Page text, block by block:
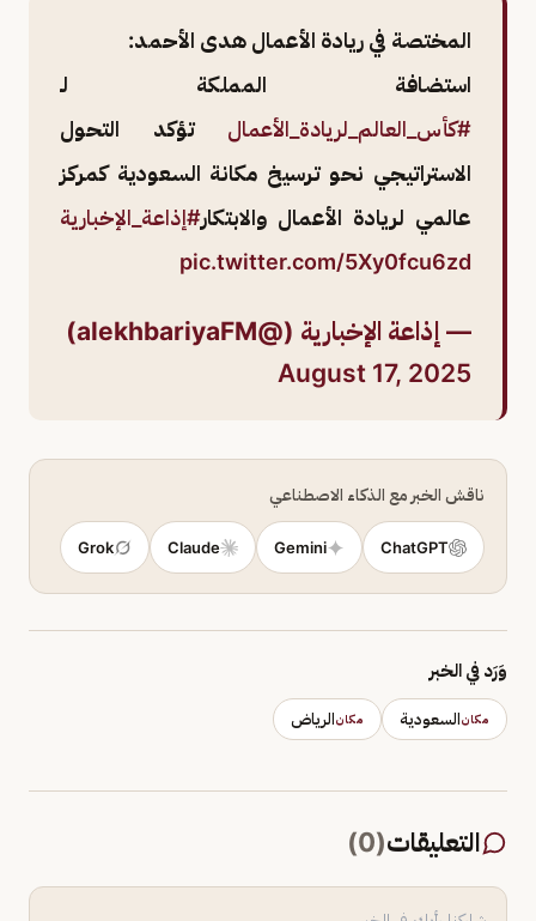
المختصة في ريادة الأعمال هدى الأحمد:
استضافة المملكة لـ
#كأس_العالم_لريادة_الأعمال تؤكد التحول
الاستراتيجي نحو ترسيخ مكانة السعودية كمركز
عالمي لريادة الأعمال والابتكار#إذاعة_الإخبارية
pic.twitter.com/5Xy0fcu6zd
— إذاعة الإخبارية (@alekhbariyaFM)
August 17, 2025
ناقش الخبر مع الذكاء الاصطناعي
ChatGPT
Gemini
Claude
Grok
وَرَد في الخبر
مكانالسعودية مكانالرياض
التعليقات(
0
)